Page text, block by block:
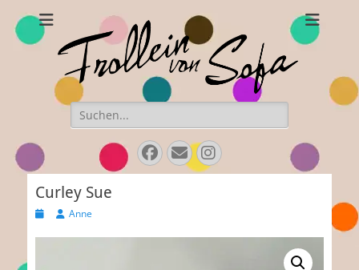
Frollein von Sofa
Handgefertigte Hüte und Accessoires
Suchen
nach:
Facebook
E-
Mail
Instagram
Curley Sue
Veröffentlicht
AutorAnne